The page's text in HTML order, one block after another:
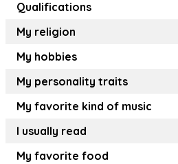
Qualifications
My religion
My hobbies
My personality traits
My favorite kind of music
I usually read
My favorite food